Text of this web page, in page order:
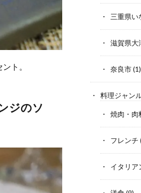
ト。
ジのソ
三重県い
滋賀県大
奈良市(1)
料理ジャン
焼肉・肉
フレンチ
イタリア